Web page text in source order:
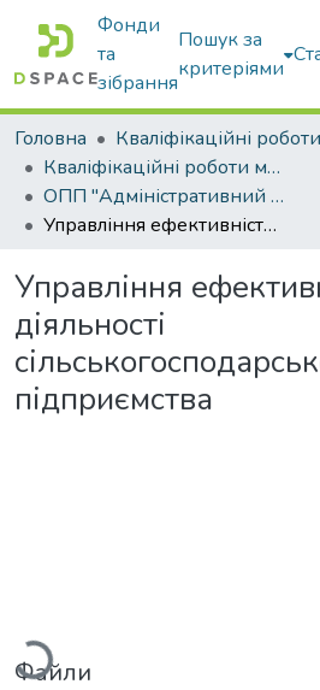
Фонди
та
зібрання
Пошук за
критеріями
Головна
Кваліфікаційні роботи
Кваліфікаційні роботи магістрів
ОПП "Адміністративний менеджмент"
Управління ефективністю діяльності сільськогосподарського підприємства
Управління
діяльності
підприємства
Файли